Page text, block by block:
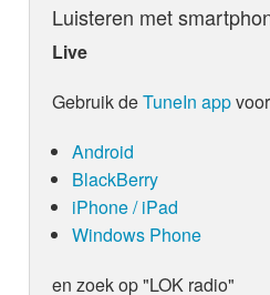
Luisteren met
Live
Gebruik deTuneIn appvoor
Android
BlackBerry
iPhone / iPad
Windows Phone
en zoek op "LOK radio"